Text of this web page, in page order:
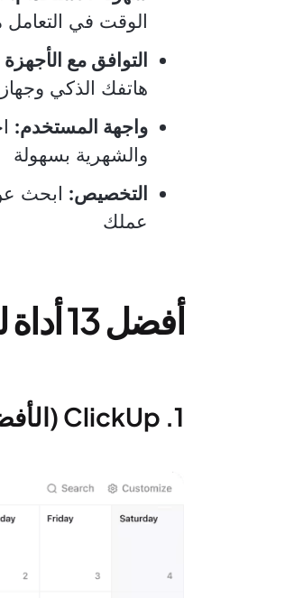
الوقت في التعامل
التوافق مع
هاتفك الذكي
واجهة المستخدم:
والشهرية بسهولة
التخصيص: ابحث
عملك
أفضل 13 أداة لإدارة التقويم في إدارة المشاريع
1. ClickUp (الأفضل لتخطيط المشاريع وجدولتها بشكل متكامل)